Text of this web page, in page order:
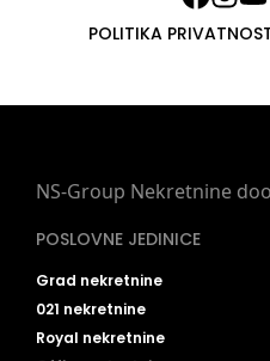
POLITIKA
NS-Group Nekretnine
POSLOVNE JEDINICE
Grad nekretnine
021 nekretnine
Royal nekretnine